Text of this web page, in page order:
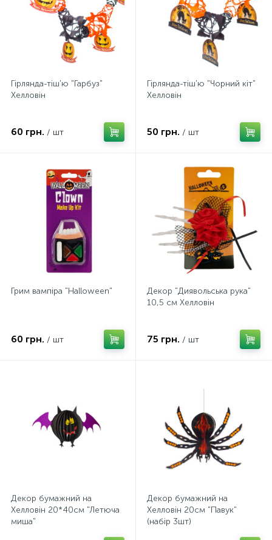
Гірлянда-тіш'ю "Гарбуз"
Хелловін
60 грн. / шт
Гірлянда-тіш'ю "Чорний кіт"
Хелловін
50 грн. / шт
Грим вампіра "Halloween"
60 грн. / шт
Декор "Диявольська рука"
10,5 см Хелловін
75 грн. / шт
Декор бумажний на
Хелловін 20*40см "Летюча
миша"
Декор бумажний на
Хелловін 20см "Павук"
(набір 3шт)